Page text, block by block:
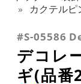
カクテル
#S-05586
デコレ
ギ(品番